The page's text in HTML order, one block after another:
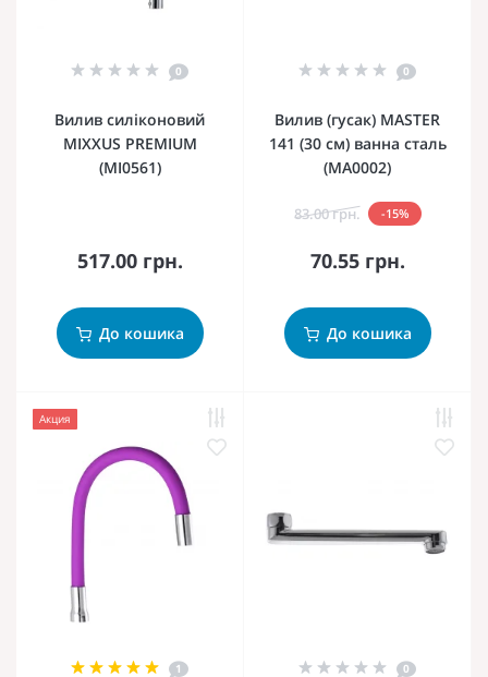
0
Вилив силіконовий
MIXXUS PREMIUM
(MI0561)
517.00 грн.
До кошика
0
Вилив (гусак) MASTER
141 (30 см) ванна сталь
(MA0002)
83.00 грн. -15%
70.55 грн.
До кошика
Акция
1 0